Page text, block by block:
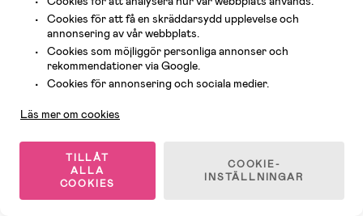
Tillfälligt slut
BamBam Hand- & Fotavtryck,
Rek pris: 229 kr
FILIBABBA Luftballong 20cm,
1 /
Cookies för att få en skräddarsydd upplevelse och
annonsering av vår webbplats.
Cookies som möjliggör personliga annonser och
rekommendationer via Google.
Cookies för annonsering och sociala medier.
Läs mer om cookies
TILLÅT
ALLA
COOKIES
COOKIE-
INSTÄLLNINGAR